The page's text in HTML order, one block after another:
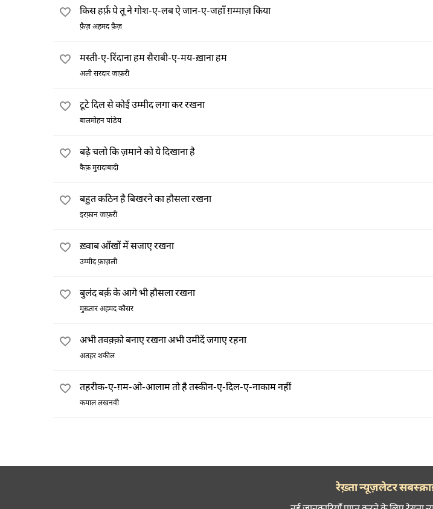
किस हर्फ़ पे तू ने गोश-ए-लब ऐ जान-ए-जहाँ ग़म्माज़ किया
फ़ैज़ अहमद फ़ैज़
मस्ती-ए-रिंदाना हम सैराबी-ए-मय-ख़ाना हम
अली सरदार जाफ़री
टूटे दिल से कोई उम्मीद लगा कर रखना
बालमोहन पांडेय
बढ़े चलो कि ज़माने को ये दिखाना है
कैफ़ मुरादाबादी
बहुत कठिन है बिखरने का हौसला रखना
इरफ़ान जाफ़री
ख़्वाब आँखों में सजाए रखना
उम्मीद फ़ाज़ली
बुलंद बर्क़ के आगे भी हौसला रखना
मुख़्तार अहमद कौसर
अभी तवक़्क़ो बनाए रखना अभी उमीदें जगाए रहना
अतहर शकील
तहरीक-ए-ग़म-ओ-आलाम तो है तस्कीन-ए-दिल-ए-नाकाम नहीं
कमाल लखनवी
रेख़्ता न्यूज़लेटर